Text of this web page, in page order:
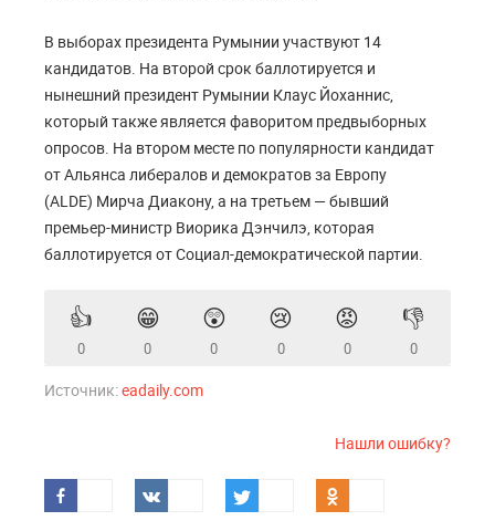
В выборах президента Румынии участвуют 14
кандидатов. На второй срок баллотируется и
нынешний президент Румынии Клаус Йоханнис,
который также является фаворитом предвыборных
опросов. На втором месте по популярности кандидат
от Альянса либералов и демократов за Европу
(ALDE) Мирча Диакону, а на третьем — бывший
премьер-министр Виорика Дэнчилэ, которая
баллотируется от Социал-демократической партии.
👍
0
😁
0
😲
0
😢
0
😡
0
👎
0
Источник:eadaily.com
Нашли ошибку?